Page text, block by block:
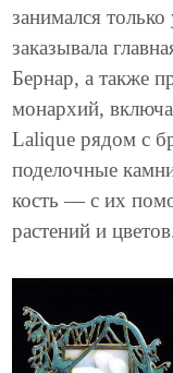
занимался
заказывала
Бернар, а также
монархий,
Lalique рядом с
поделочные
кость — с их
растений и